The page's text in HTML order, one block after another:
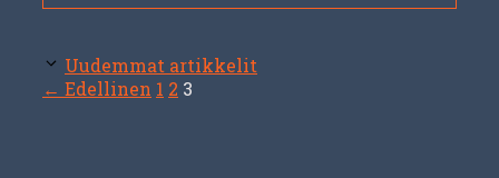
Uudemmat artikkelit
← Edellinen Sivu
1 Sivu
2 Sivu
3